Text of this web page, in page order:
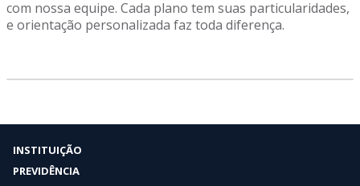
com nossa equipe. Cada plano tem suas particularidades,
e orientação personalizada faz toda diferença.
INSTITUIÇÃO
PREVIDÊNCIA